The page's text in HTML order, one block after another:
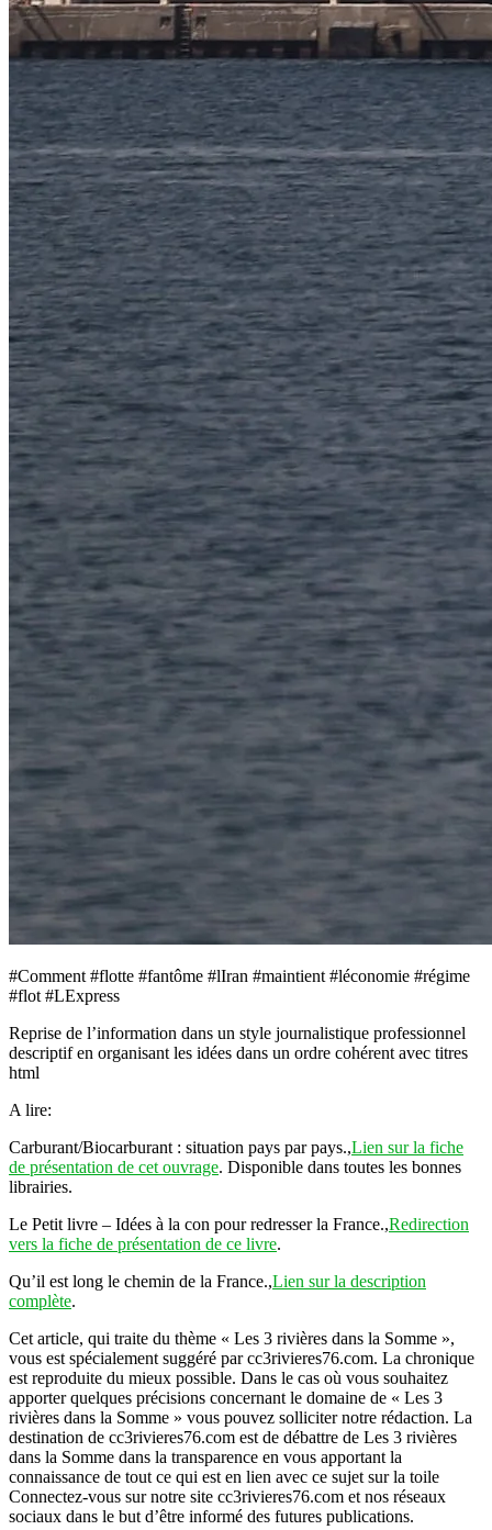
#Comment #flotte #fantôme #lIran #maintient #léconomie #régime
#flot #LExpress
Reprise de l’information dans un style journalistique professionnel
descriptif en organisant les idées dans un ordre cohérent avec titres
html
A lire:
Carburant/Biocarburant : situation pays par pays.,Lien sur la fiche
de présentation de cet ouvrage. Disponible dans toutes les bonnes
librairies.
Le Petit livre – Idées à la con pour redresser la France.,Redirection
vers la fiche de présentation de ce livre.
Qu’il est long le chemin de la France.,Lien sur la description
complète.
Cet article, qui traite du thème « Les 3 rivières dans la Somme »,
vous est spécialement suggéré par cc3rivieres76.com. La chronique
est reproduite du mieux possible. Dans le cas où vous souhaitez
apporter quelques précisions concernant le domaine de « Les 3
rivières dans la Somme » vous pouvez solliciter notre rédaction. La
destination de cc3rivieres76.com est de débattre de Les 3 rivières
dans la Somme dans la transparence en vous apportant la
connaissance de tout ce qui est en lien avec ce sujet sur la toile
Connectez-vous sur notre site cc3rivieres76.com et nos réseaux
sociaux dans le but d’être informé des futures publications.